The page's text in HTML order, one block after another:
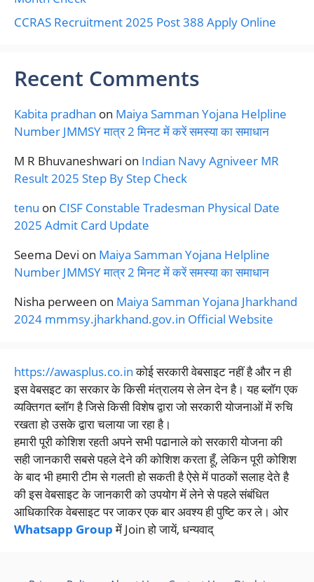
CCRAS Recruitment 2025 Post 388 Apply Online
Recent Comments
Kabita pradhan on Maiya Samman Yojana Helpline
Number JMMSY मात्र 2 मिनट में करें समस्या का समाधान
M R Bhuvaneshwari on Indian Navy Agniveer MR
Result 2025 Step By Step Check
tenu on CISF Constable Tradesman Physical Date
2025 Admit Card Update
Seema Devi on Maiya Samman Yojana Helpline
Number JMMSY मात्र 2 मिनट में करें समस्या का समाधान
Nisha perween on Maiya Samman Yojana Jharkhand
2024 mmmsy.jharkhand.gov.in Official Website
https://awasplus.co.inकोई सरकारी वेबसाइट नहीं है और न ही
इस वेबसइट का सरकार के किसी मंत्रालय से लेन देन है। यह ब्लॉग एक
व्यक्तिगत ब्लॉग है जिसे किसी विशेष द्वारा जो सरकारी योजनाओं में रुचि
रखता हो उसके द्वारा चलाया जा रहा है।
हमारी पूरी कोशिश रहती अपने सभी पढानाले को सरकारी योजना की
सही जानकारी सबसे पहले देने की कोशिश करता हूँ, लेकिन पूरी कोशिश
के बाद भी हमारी टीम से गलती हो सकती है ऐसे में पाठकों सलाह देते है
की इस वेबसाइट के जानकारी को उपयोग में लेने से पहले संबंधित
आधिकारिक वेबसाइट पर जाकर एक बार अवश्य ही पुष्टि कर ले। ओर
Whatsapp Groupमें Join हो जायें, धन्यवाद्